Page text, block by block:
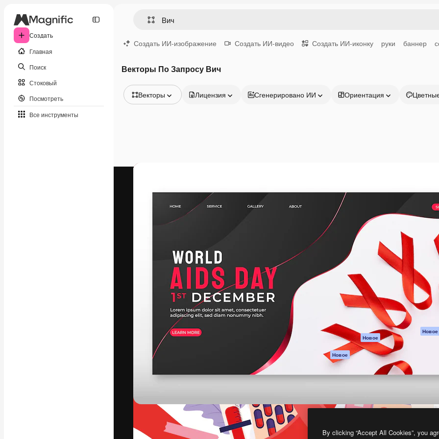
Создать
Главная
Поиск
Стоковый
Посмотреть
Все инструменты
Создать ИИ-изображение Создать ИИ-видео Создать ИИ-иконку руки баннер
Векторы По Запросу Вич
Векторы
Видео
Видеошаблоны
Лицензия Сгенерировано ИИ Ориентация
подписчиков среди креаторов,
предприятий, агентств и студий.
Pусский
Продукция
Spaces
ИИ-помощник
изображений ИИ
Генератор видео
Генератор голоса
на основе ИИ
MCP для
Claude/ChatGPT
Новое
Агенты Новое
Мобильное
Magnific
Начать
Academy
Документация по
Пакету ИИ
Служба
поддержки
Условия и
положения
Политика
Оригиналы
Новое
Политика файлов
cookie
Центр доверия
Партнеры
By clicking “Accept All Cookies”, you